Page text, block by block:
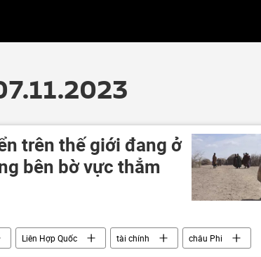
trên thế giới đang ở
bên bờ vực thẳm
Liên Hợp Quốc tài chính châu Phi